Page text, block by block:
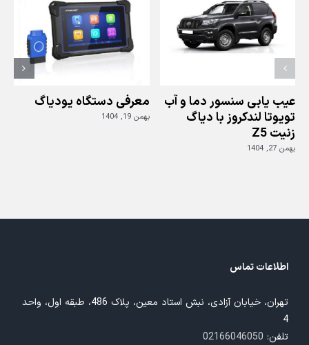
جی
اسکن
عیب یابی سنسور دما و آب
تویوتا لندکروز با دیاگ
زنیت Z5
بهمن 27, 1404
معرفی دستگاه یودیاگ
بهمن 19, 1404
اطلاعات تماس
تهران، خیابان آزادی، نبش استاد معین، پلاک 486، طبقه اول، واحد
4
تلفن: 02166046050